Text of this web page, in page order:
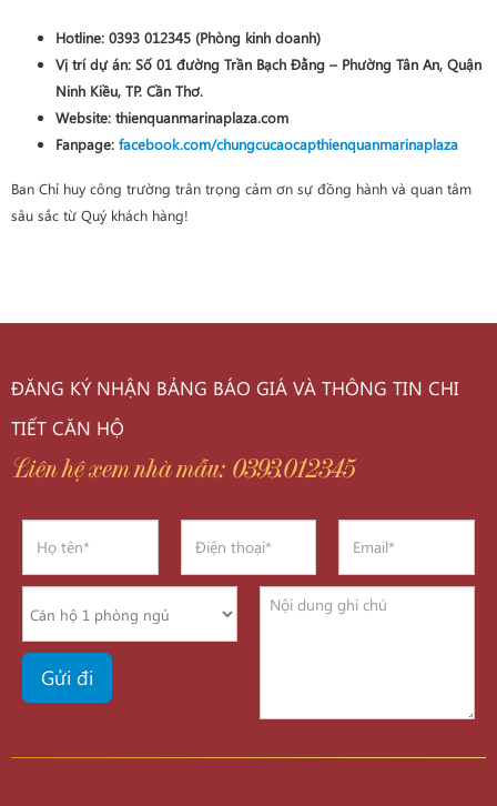
Hotline: 0393 012345 (Phòng kinh doanh)
Vị trí dự án: Số 01 đường Trần Bạch Đằng – Phường Tân An, Quận
Ninh Kiều, TP. Cần Thơ.
Website: thienquanmarinaplaza.com
Fanpage: facebook.com/chungcucaocapthienquanmarinaplaza
Ban Chỉ huy công trường trân trọng cảm ơn sự đồng hành và quan tâm
sâu sắc từ Quý khách hàng!
ĐĂNG KÝ NHẬN BẢNG BÁO GIÁ VÀ THÔNG TIN CHI
TIẾT CĂN HỘ
Liên hệ xem nhà mẫu: 0393.012345